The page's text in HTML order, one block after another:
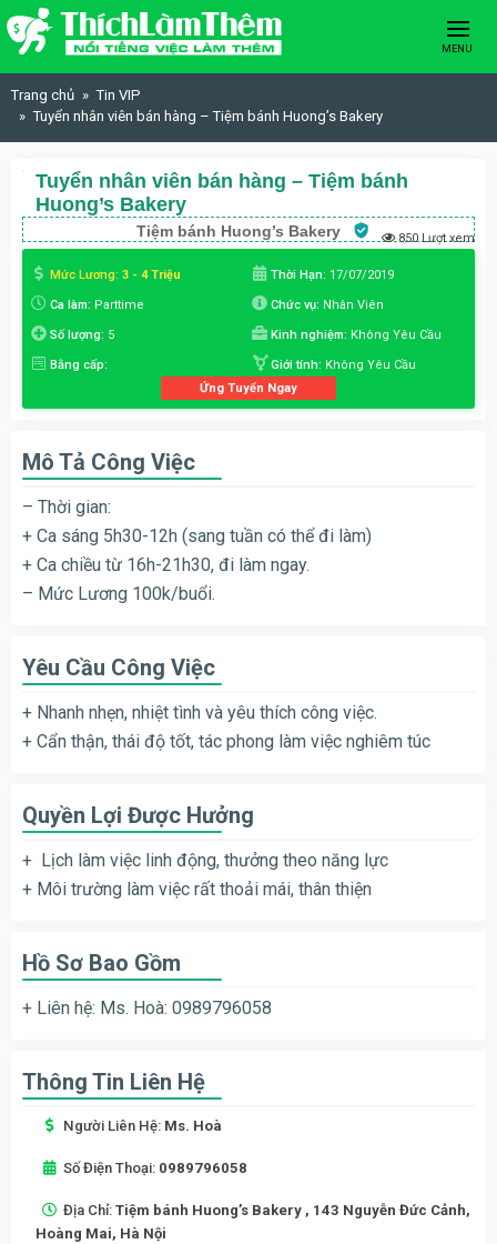
Skip to content
MENU
Trang chủ
Tin VIP
Tuyển nhân viên bán hàng – Tiệm bánh Huong’s Bakery
Tuyển nhân viên bán hàng – Tiệm bánh
Huong’s Bakery
Tiệm bánh Huong’s Bakery 850 Lượt xem
Mức Lương: 3 - 4 Triệu Thời Hạn: 17/07/2019
Ca làm: Parttime Chức vụ: Nhân Viên
Số lượng: 5 Kinh nghiệm: Không Yêu Cầu
Bằng cấp: Giới tính: Không Yêu Cầu
Ứng Tuyển Ngay
Mô Tả Công Việc
– Thời gian:
+ Ca sáng 5h30-12h (sang tuần có thể đi làm)
+ Ca chiều từ 16h-21h30, đi làm ngay.
– Mức Lương 100k/buổi.
Yêu Cầu Công Việc
+ Nhanh nhẹn, nhiệt tình và yêu thích công việc.
+ Cẩn thận, thái độ tốt, tác phong làm việc nghiêm túc
Quyền Lợi Được Hưởng
+ Lịch làm việc linh động, thưởng theo năng lực
+ Môi trường làm việc rất thoải mái, thân thiện
Hồ Sơ Bao Gồm
+ Liên hệ: Ms. Hoà: 0989796058
Thông Tin Liên Hệ
Người Liên Hệ: Ms. Hoà
Số Điện Thoại: 0989796058
Địa Chỉ: Tiệm bánh Huong’s Bakery , 143 Nguyễn Đức Cảnh,
Hoàng Mai, Hà Nội